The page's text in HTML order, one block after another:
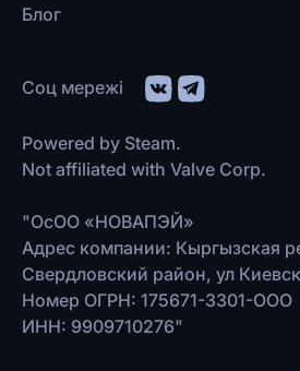
Блог
Соц мережі
Powered by Steam.
Not affiliated with Valve Corp.
"ОсОО «НОВАПЭЙ»
Адрес компании: Кыргызская
Свердловский район, ул
Номер ОГРН: 175671-3301-ООО
ИНН: 9909710276"